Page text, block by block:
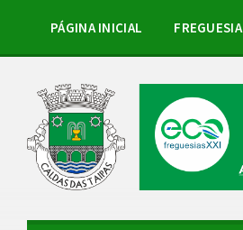
sidebar
sidebar
PÁGINA INICIAL FREGUESIA